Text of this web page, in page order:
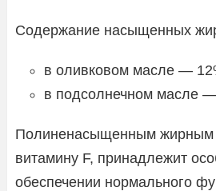
Содержание насыщенных
в оливковом масле —
в подсолнечном масле
Полиненасыщенным жирным
витамину F, принадлежит
обеспечении нормального